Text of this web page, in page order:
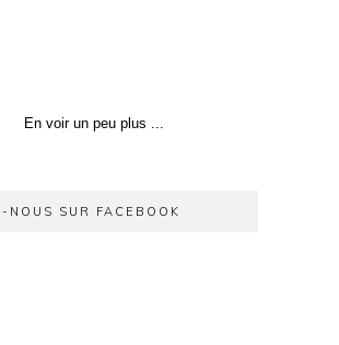
En voir un peu plus ...
NOUS SUR FACEBOOK